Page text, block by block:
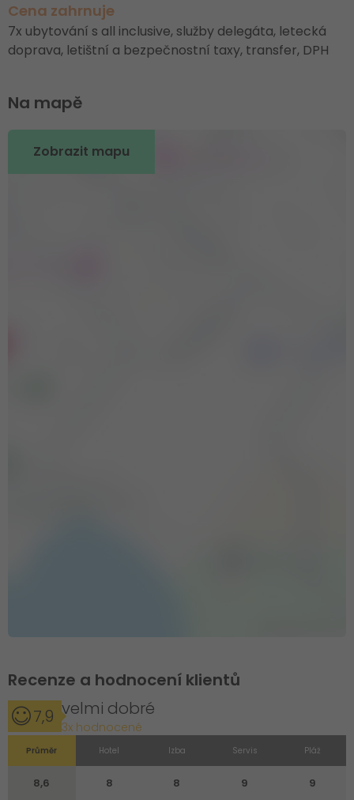
Cena zahrnuje
7x ubytování s all inclusive, služby delegáta, letecká
doprava, letištní a bezpečnostní taxy, transfer, DPH
Na mapě
Zobrazit mapu
Recenze a hodnocení klientů
7,9 velmi dobré
3x hodnocené
Průměr
8,6
Hotel
8
Izba
8
Servis
9
Pláž
9